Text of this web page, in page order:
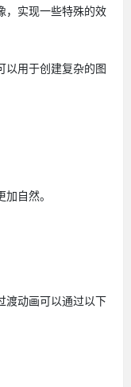
，实现一些特殊的效
以用于创建复杂的图
自然。
渡动画可以通过以下